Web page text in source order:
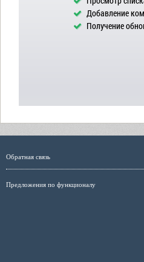
Добавление
Получение
Обратная связь
Предложения по функционалу